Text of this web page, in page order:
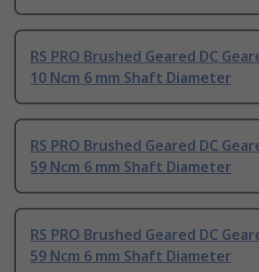
RS PRO Brushed Geared DC
10 Ncm 6 mm Shaft Diameter
RS PRO Brushed Geared DC
59 Ncm 6 mm Shaft Diameter
RS PRO Brushed Geared DC
59 Ncm 6 mm Shaft Diameter